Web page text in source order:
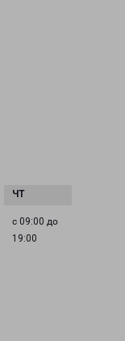
с 09:00 до
19:00